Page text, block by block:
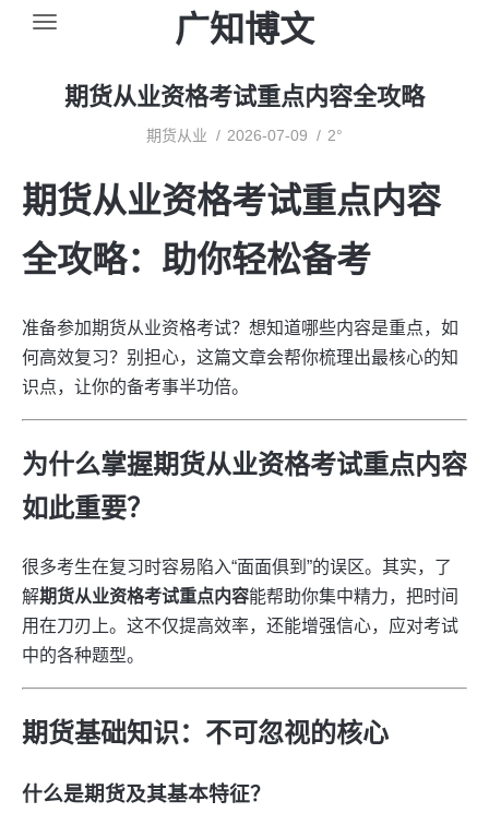
广知博文
期货从业资格考试重点内容全攻略
期货从业 2026-07-09 2°
期货从业资格考试重点内容
全攻略：助你轻松备考
准备参加期货从业资格考试？想知道哪些内容是重点，如
何高效复习？别担心，这篇文章会帮你梳理出最核心的知
识点，让你的备考事半功倍。
为什么掌握期货从业资格考试重点内容
如此重要？
很多考生在复习时容易陷入“面面俱到”的误区。其实，了
解期货从业资格考试重点内容能帮助你集中精力，把时间
用在刀刃上。这不仅提高效率，还能增强信心，应对考试
中的各种题型。
期货基础知识：不可忽视的核心
什么是期货及其基本特征？